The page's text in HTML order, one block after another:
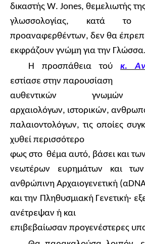
δικαστής W. Jones, θεμελιωτής
γλωσσολογίας, κατά το
προαναφερθέντων, δεν θα
εκφράζουν γνώμη για την Γλώσσα.
Η προσπάθεια τού κ.
εστίασε στην παρουσίαση
αυθεντικών γνωμών
αρχαιολόγων, ιστορικών,
παλαιοντολόγων, τις οποίες
χυθεί περισσότερο
φως στο θέμα αυτό, βάσει και των
νεωτέρων ευρημάτων και των
ανθρώπινη Αρχαιογενετική
και την Πληθυσμιακή Γενετική·
ανέτρεψαν ή και
επιβεβαίωσαν προγενέστερες